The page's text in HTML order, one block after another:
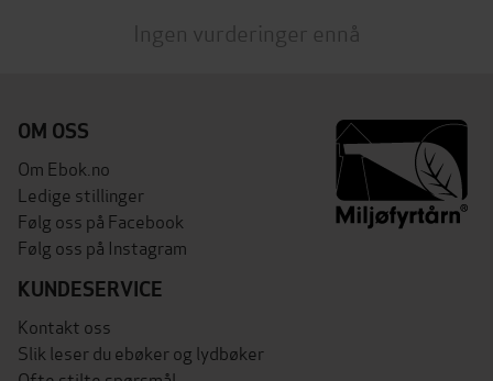
Ingen vurderinger ennå
OM OSS
Om Ebok.no
Ledige stillinger
Følg oss på Facebook
Følg oss på Instagram
KUNDESERVICE
Kontakt oss
Slik leser du ebøker og lydbøker